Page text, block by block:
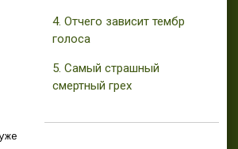
4. Отчего зависит тембр
голоса
5. Самый страшный
смертный грех